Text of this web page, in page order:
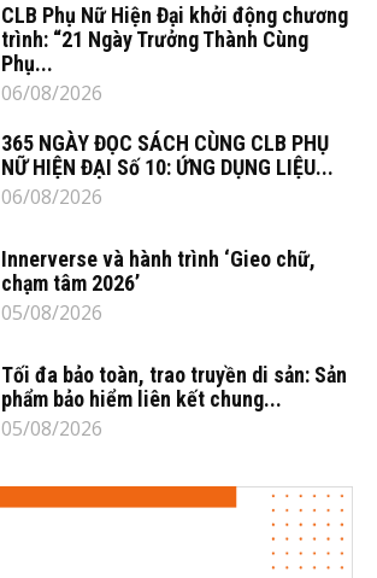
CLB Phụ Nữ Hiện Đại khởi động chương
trình: “21 Ngày Trưởng Thành Cùng
Phụ...
06/08/2026
365 NGÀY ĐỌC SÁCH CÙNG CLB PHỤ
NỮ HIỆN ĐẠI Số 10: ỨNG DỤNG LIỆU...
06/08/2026
Innerverse và hành trình ‘Gieo chữ,
chạm tâm 2026’
05/08/2026
Tối đa bảo toàn, trao truyền di sản: Sản
phẩm bảo hiểm liên kết chung...
05/08/2026